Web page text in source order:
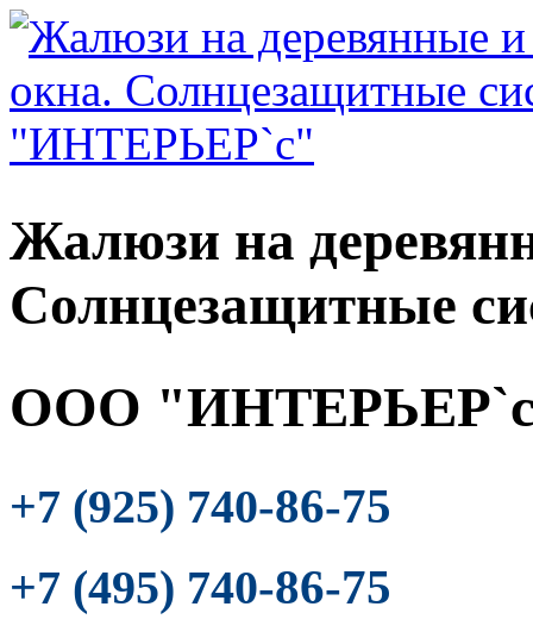
Жалюзи на
Солнцезащитные
ООО
+7 (925) 740-86-75
+7 (495) 740-86-75